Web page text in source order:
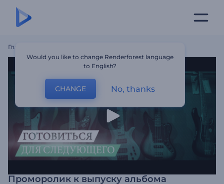
Главная
Проморолик к выпуску альбома
Would you like to change Renderforest language
to English?
CHANGE No, thanks